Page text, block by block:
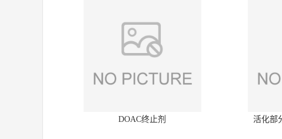
DOAC终止剂 活化部